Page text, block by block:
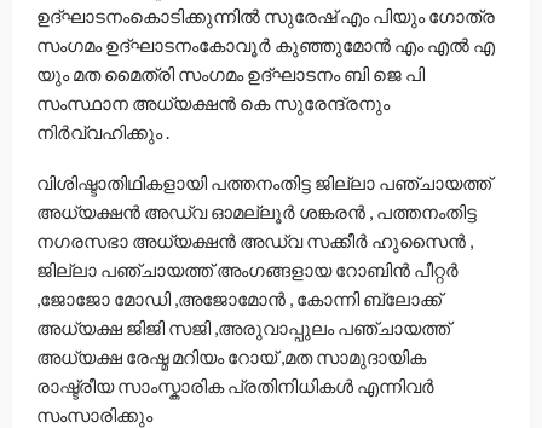
ഉദ്ഘാടനംകൊടിക്കുന്നില്‍ സുരേഷ് എം പിയും ഗോത്ര
സംഗമം ഉദ്ഘാടനംകോവൂര്‍ കുഞ്ഞുമോന്‍ എം എല്‍ എ
യും മത മൈത്രി സംഗമം ഉദ്ഘാടനം ബി ജെ പി
സംസ്ഥാന അധ്യക്ഷന്‍ കെ സുരേന്ദ്രനും
നിര്‍വ്വഹിക്കും .
വിശിഷ്ടാതിഥികളായി പത്തനംതിട്ട ജില്ലാ പഞ്ചായത്ത്
അധ്യക്ഷന്‍ അഡ്വ ഓമല്ലൂര്‍ ശങ്കരന്‍ , പത്തനംതിട്ട
നഗരസഭാ അധ്യക്ഷന്‍ അഡ്വ സക്കീര്‍ ഹുസൈന്‍ ,
ജില്ലാ പഞ്ചായത്ത് അംഗങ്ങളായ റോബിന്‍ പീറ്റര്‍
,ജോജോ മോഡി ,അജോമോന്‍ , കോന്നി ബ്ലോക്ക്
അധ്യക്ഷ ജിജി സജി ,അരുവാപ്പുലം പഞ്ചായത്ത്
അധ്യക്ഷ രേഷ്മ മറിയം റോയ് ,മത സാമുദായിക
രാഷ്ട്രീയ സാംസ്കാരിക പ്രതിനിധികള്‍ എന്നിവര്‍
സംസാരിക്കും